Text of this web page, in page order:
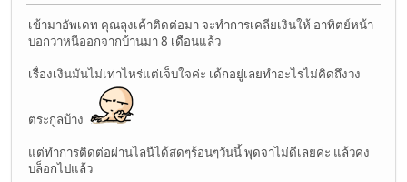
เข้ามาอัพเดท คุณลุงเค้าติดต่อมา จะทำการเคลียเงินให้ อาทิตย์หน้า
บอกว่าหนีออกจากบ้านมา 8 เดือนแล้ว
เรื่องเงินมันไม่เท่าไหร่แต่เจ็บใจค่ะ เด้กอยู่เลยทำอะไรไม่คิดถึงวง
ตระกูลบ้าง
แต่ทำการติดต่อผ่านไลนืได้สดๆร้อนๆวันนี้ พุดจาไม่ดีเลยค่ะ แล้วคง
บล็อกไปแล้ว